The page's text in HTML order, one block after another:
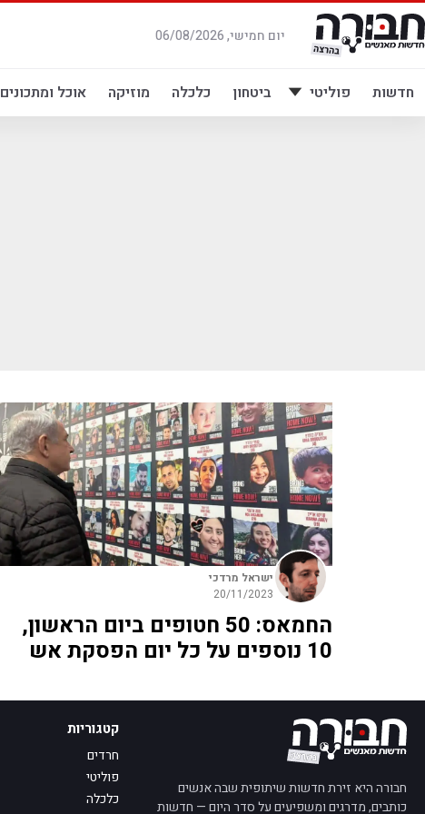
דלג
לתוכן
יום חמישי, 06/08/2026
חדשות פוליטי ביטחון כלכלה מוזיקה אוכל ומתכונים
ישראל מרדכי
20/11/2023
החמאס: 50 חטופים ביום הראשון,
10 נוספים על כל יום הפסקת אש
חבורה היא זירת חדשות שיתופית שבה אנשים
כותבים, מדרגים ומשפיעים על סדר היום — חדשות
קטגוריות
חרדים
פוליטי
כלכלה